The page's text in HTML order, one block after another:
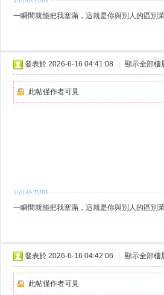
一瞬間就能把我塞滿，這就是你與別人的區別
發表於 2026-6-16 04:41:08 顯示全部樓
此帖僅作者可見
一瞬間就能把我塞滿，這就是你與別人的區別
發表於 2026-6-16 04:42:06 顯示全部樓
此帖僅作者可見